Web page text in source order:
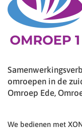
omroepen in de
Omroep Ede,
We bedienen met